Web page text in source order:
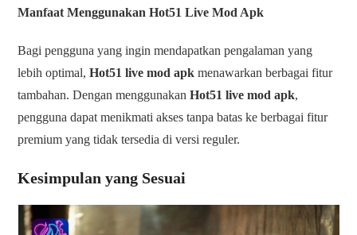
Manfaat Menggunakan Hot51 Live Mod Apk
Bagi pengguna yang ingin mendapatkan pengalaman yang
lebih optimal,Hot51 live mod apk menawarkan berbagai fitur
tambahan. Dengan menggunakanHot51 live mod apk,
pengguna dapat menikmati akses tanpa batas ke berbagai fitur
premium yang tidak tersedia di versi reguler.
Kesimpulan yang Sesuai